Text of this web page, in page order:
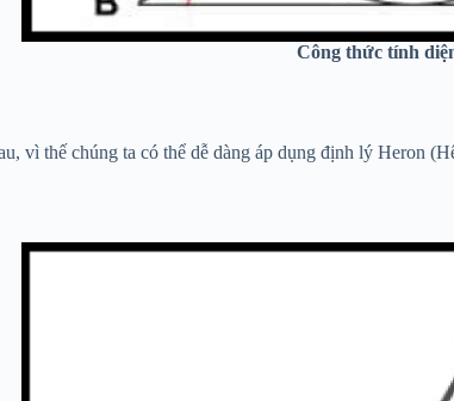
Công thức tính
vì thế chúng ta có thể dễ dàng áp dụng định lý